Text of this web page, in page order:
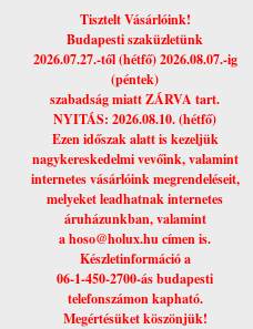
Tisztelt Vásárlóink!
Budapesti szaküzletünk
2026.07.27.-től (hétfő) 2026.08.07.-ig
(péntek)
szabadság miatt ZÁRVA tart.
NYITÁS: 2026.08.10. (hétfő)
Ezen időszak alatt is kezeljük
nagykereskedelmi vevőink, valamint
internetes vásárlóink megrendeléseit,
melyeket leadhatnak internetes
áruházunkban, valamint
a hoso@holux.hu címen is.
Készletinformáció a
06-1-450-2700-ás budapesti
telefonszámon kapható.
Megértésüket köszönjük!